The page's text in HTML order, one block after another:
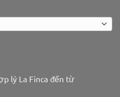
lý La Finca đến từ